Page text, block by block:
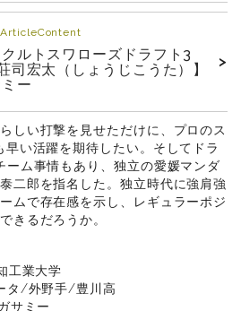
ルトスワローズドラフト3
司宏太（しょうじこうた）】
ー
>
しい打撃を見せただけに、プロのス
早い活躍を期待したい。そしてドラ
ーム事情もあり、独立の愛媛マンダ
二郎を指名した。独立時代に強肩強
ムで存在感を示し、レギュラーポジ
きるだろうか。
工業大学
タ/外野手/豊川高
サミー